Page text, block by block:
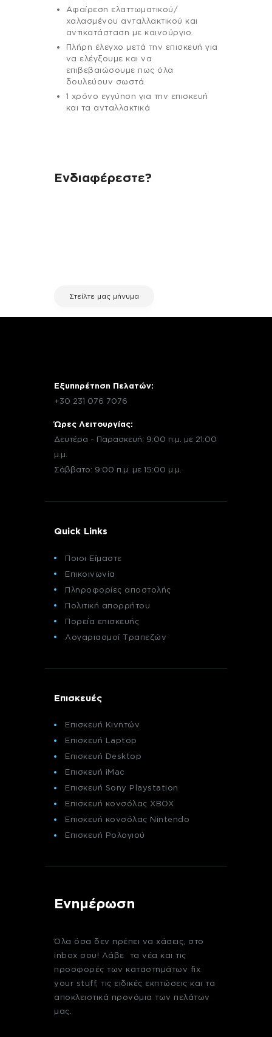
Αφαίρεση ελαττωματικού/
χαλασμένου ανταλλακτικού και
αντικατάσταση με καινούργιο.
Πλήρη έλεγχο μετά την επισκευή για
να ελέγξουμε και να
επιβεβαιώσουμε πως όλα
δουλεύουν σωστά.
1 χρόνο εγγύηση για την επισκευή
και τα ανταλλακτικά
Ενδιαφέρεστε?
Στείλτε μας μήνυμα
Εξυπηρέτηση Πελατών:
+30 231 076 7076
Ώρες Λειτουργίας:
Δευτέρα - Παρασκευή: 9:00 π.μ. με 21:00
μ.μ.
Σάββατο: 9:00 π.μ. με 15:00 μ.μ.
Quick Links
Ποιοι Είμαστε
Επικοινωνία
Πληροφορίες αποστολής
Πολιτική απορρήτου
Πορεία επισκευής
Λογαριασμοί Τραπεζών
Επισκευές
Επισκευή Κινητών
Επισκευή Laptop
Επισκευή Desktop
Επισκευή iMac
Επισκευή Sony Playstation
Επισκευή κονσόλας XBOX
Επισκευή κονσόλας Nintendo
Επισκευή Ρολογιού
Ενημέρωση
Όλα όσα δεν πρέπει να χάσεις, στο
inbox σου! Λάβε τα νέα και τις
προσφορές των καταστημάτων fix
your stuff, τις ειδικές εκπτώσεις και τα
αποκλειστικά προνόμια των πελάτων
μας.